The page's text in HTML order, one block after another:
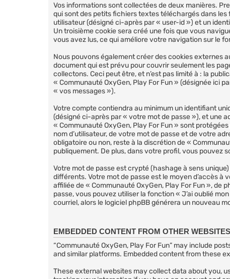
Vos informations sont collectées de deux manières.
qui sont des petits fichiers textes téléchargés dans
utilisateur (désigné ci-après par « user-id ») et un
Un troisième cookie sera créé une fois que vous
vous avez lus, ce qui améliore votre navigation sur le
Nous pouvons également créer des cookies externes
document qui est prévu pour couvrir seulement les
collectons. Ceci peut être, et n’est pas limité à : la
« Communauté OxyGen, Play For Fun » (désignée ici
« vos messages »).
Votre compte contiendra au minimum un identifiant
(désigné ci-après par « votre mot de passe »), et une
« Communauté OxyGen, Play For Fun » sont
nom d’utilisateur, de votre mot de passe et de votre
obligatoire ou non, reste à la discrétion de «
publiquement. De plus, dans votre profil, vous pouvez
Votre mot de passe est crypté (hashage à sens
différents. Votre mot de passe est le moyen d’accès
affiliée de « Communauté OxyGen, Play For Fun », de
passe, vous pouvez utiliser la fonction « J’ai oublié
courriel, alors le logiciel phpBB générera un nouveau
EMBEDDED CONTENT FROM OTHER WEBSITES
“Communauté OxyGen, Play For Fun” may include
and similar platforms. Embedded content from these
These external websites may collect data about you,